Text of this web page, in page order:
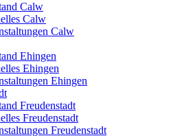
Calw
Calw
Calw
Ehingen
Ehingen
Ehingen
Freudenstadt
Freudenstadt
Freudenstadt